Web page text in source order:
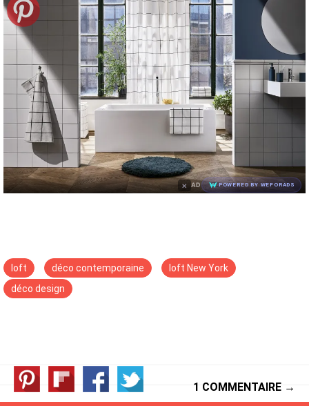
× AD POWERED BY WEFORADS
loft déco contemporaine
loft New York
déco design
1 COMMENTAIRE →